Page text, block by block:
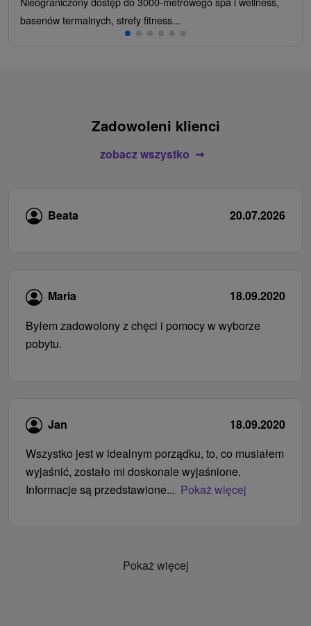
basenów termalnych, strefy fitness...
Zadowoleni klienci
zobacz wszystko
Beata 20.07.2026
Maria
18.09.2020
Byłem zadowolony z chęci i pomocy w wyborze
pobytu.
Jan
18.09.2020
Wszystko jest w idealnym porządku, to, co musiałem
wyjaśnić, zostało mi doskonale wyjaśnione.
Informacje są przedstawione... Pokaż więcej
Pokaż więcej